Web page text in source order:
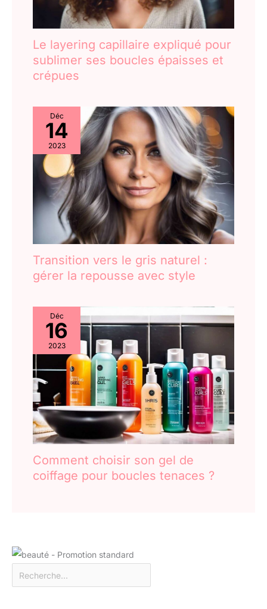
Le layering capillaire expliqué pour
sublimer ses boucles épaisses et
crépues
Déc
14
2023
Transition vers le gris naturel :
gérer la repousse avec style
Déc
16
2023
Comment choisir son gel de
coiffage pour boucles tenaces ?